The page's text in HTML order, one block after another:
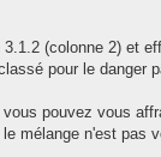
(colonne 2) et
pour le danger
pouvez vous
mélange n'est pas